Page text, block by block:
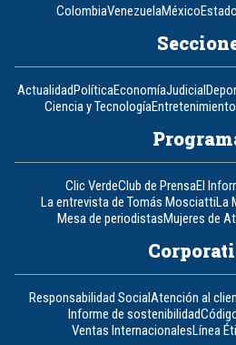
ColombiaVenezuelaMéxico
ActualidadPolíticaEconomíaJudicial
Ciencia y TecnologíaEntretenimiento
Clic VerdeClub de PrensaEl
La entrevista de Tomás MosciattiLa
Mesa de periodistasMujeres de
Responsabilidad SocialAtención al
Informe de sostenibilidad
Ventas InternacionalesLínea